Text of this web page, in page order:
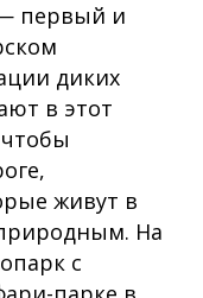
первый и
диких
в этот
живут в
На
с